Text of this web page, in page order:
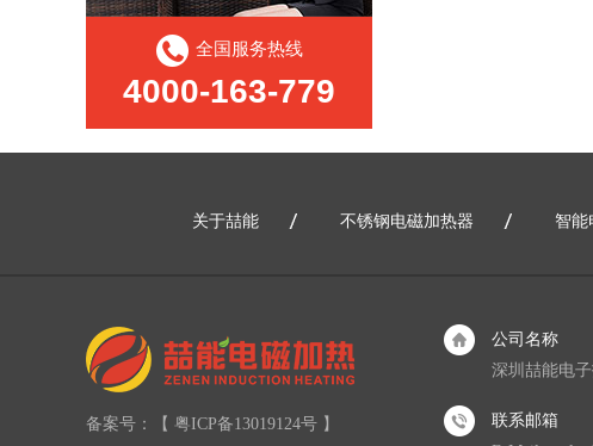
全国服务热线
4000-163-779
关于喆能 不锈钢电磁加热器 智能
备案号：【 粤ICP备13019124号 】
公司名称
深圳喆能电
联系邮箱